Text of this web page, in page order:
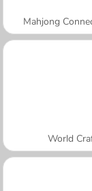
Mahjong
World